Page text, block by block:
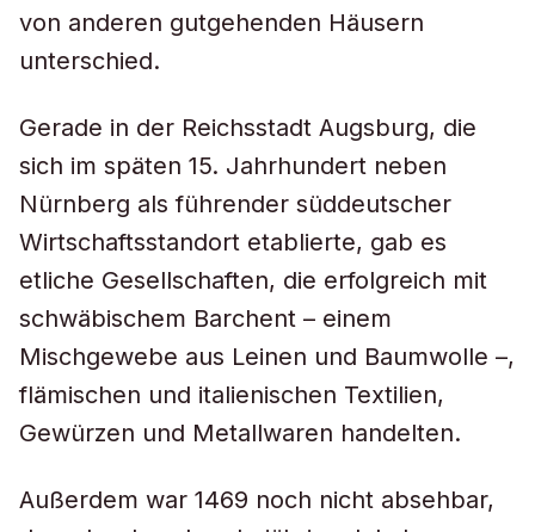
von anderen gutgehenden Häusern
unterschied.
Gerade in der Reichsstadt Augsburg, die
sich im späten 15. Jahrhundert neben
Nürnberg als führender süddeutscher
Wirtschaftsstandort etablierte, gab es
etliche Gesellschaften, die erfolgreich mit
schwäbischem Barchent – einem
Mischgewebe aus Leinen und Baumwolle –,
flämischen und italienischen Textilien,
Gewürzen und Metallwaren handelten.
Außerdem war 1469 noch nicht absehbar,